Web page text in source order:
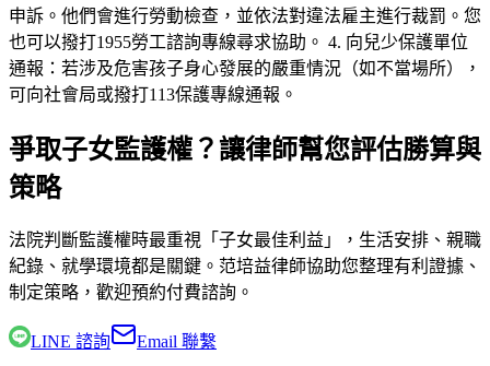
申訴。他們會進行勞動檢查，並依法對違法雇主進行裁罰。您
也可以撥打1955勞工諮詢專線尋求協助。 4. 向兒少保護單位
通報：若涉及危害孩子身心發展的嚴重情況（如不當場所），
可向社會局或撥打113保護專線通報。
爭取子女監護權？讓律師幫您評估勝算與
策略
法院判斷監護權時最重視「子女最佳利益」，生活安排、親職
紀錄、就學環境都是關鍵。 范培益律師協助您整理有利證據、
制定策略，歡迎預約付費諮詢。
LINE 諮詢 Email 聯繫